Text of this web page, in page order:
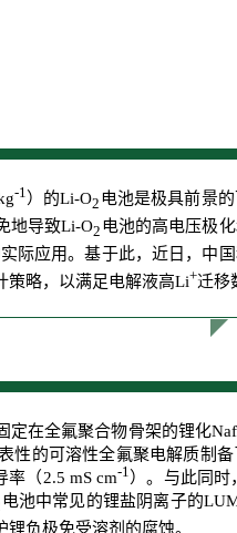
-1 ）的Li-O2 电池是极具前景
地导致Li-O2 电池的高电压极
际应用。基于此，近日，中
策略，以满足电解液高Li+迁移
定在全氟聚合物骨架的锂化
性的可溶性全氟聚电解质制
（2.5 mS cm-1 ）。与此同
电池中常见的锂盐阴离子的
负极免受溶剂的腐蚀。